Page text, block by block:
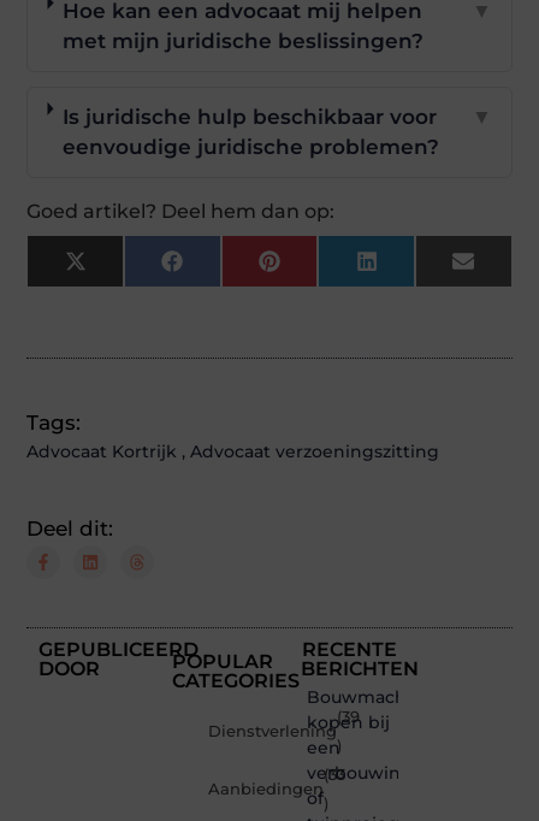
Hoe kan een advocaat mij helpen
met mijn juridische beslissingen?
▼
Is juridische hulp beschikbaar voor
eenvoudige juridische problemen?
▼
Goed artikel? Deel hem dan op:
X
(Twitter)
FacebookPinterestLinkedInEmail
Tags:
Advocaat Kortrijk ,Advocaat verzoeningszitting
Deel dit:
GEPUBLICEERD
DOOR
POPULAR
CATEGORIES
Dienstverlening
(39
)
Aanbiedingen
(33
)
RECENTE
BERICHTEN
Bouwmachines
kopen bij
een
verbouwing
of